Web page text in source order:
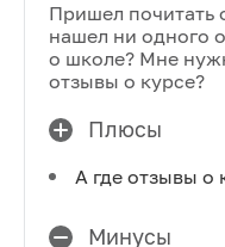
Пришел почитать
нашел ни одного
о школе? Мне
отзывы о курсе?
Плюсы
А где отзывы о
Минусы